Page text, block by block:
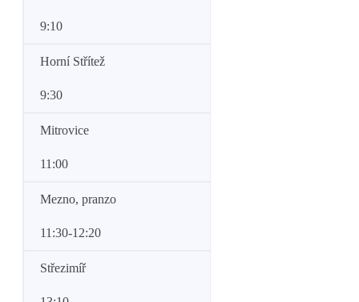
9:10
Horní Střítež
9:30
Mitrovice
11:00
Mezno, pranzo
11:30-12:20
Střezimíř